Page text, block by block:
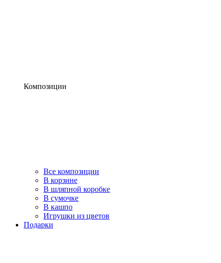
Композиции
Все композиции
В корзине
В шляпной коробке
В сумочке
В кашпо
Игрушки из цветов
Подарки